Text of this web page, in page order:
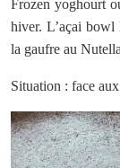
Frozen yoghourt
hiver. L’açai bowl
la gaufre au
Situation : face